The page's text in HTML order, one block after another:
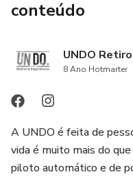
conteúdo
UNDO
8 Ano Hotmarter
A UNDO é feita de
vida é muito mais do
piloto automático e de